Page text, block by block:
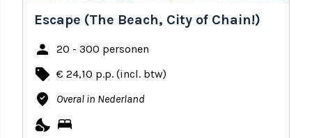
Escape (The Beach, City of Chain!)
person 20 - 300 personen
local_offer € 24,10 p.p. (incl. btw)
where_to_vote Overal in Nederland
nights_stay bed